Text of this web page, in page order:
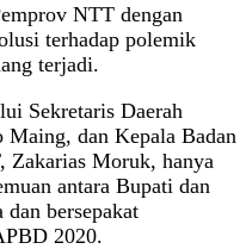
NTT dengan
terhadap polemik
terjadi.
Sekretaris Daerah
dan Kepala Badan
Zakarias Moruk, hanya
antara Bupati dan
bersepakat
2020.